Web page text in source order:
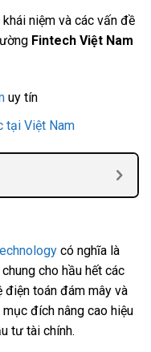
niệm và các vấn đề
Fintech Việt Nam
uy tín
tại Việt Nam
có nghĩa là
cho hầu hết các
toán đám mây và
đích nâng cao hiệu
tư tài chính.